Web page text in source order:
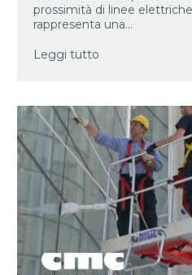
prossimità di linee
rappresenta una...
Leggi tutto